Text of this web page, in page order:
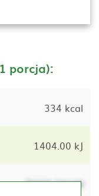
porcja):
334 kcal
1404.00 kJ
lorem ipsum